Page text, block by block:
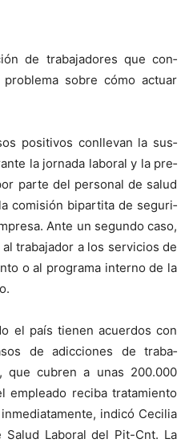
de tra­ba­jadores que con­
sobre cómo actu­ar
pos­i­tivos con­ll­e­van la sus­
la jor­na­da lab­o­ral y la pre­
parte del per­son­al de salud
comisión bipar­ti­ta de seguri­
Ante un segun­do caso,
tra­ba­jador a los ser­vi­cios de
o al pro­gra­ma inter­no de la
el país tienen acuer­dos con
de adic­ciones de tra­ba­
que cubren a unas 200.000
emplea­do reci­ba tratamien­to
indicó Cecil­ia
Lab­o­ral del Pit-Cnt. La